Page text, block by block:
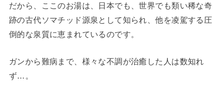
だから、ここのお湯は、日本でも、世界でも類い稀な奇
跡の古代ソマチッド源泉として知られ、他を凌駕する圧
倒的な泉質に恵まれているのです。
ガンから難病まで、様々な不調が治癒した人は数知れ
ず…。